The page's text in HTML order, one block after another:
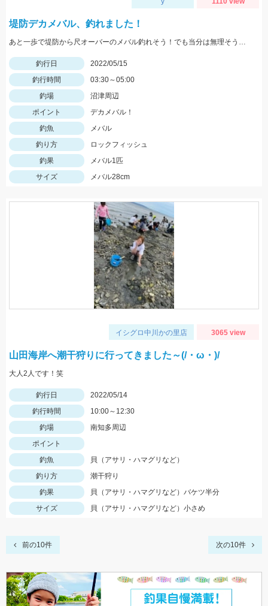
堤防デカメバル、釣れました！
あと一歩で堤防から尺オーバーのメバル釣れそう！でも当分は無理そうです。
釣行日
2022/05/15
釣行時間
03:30～05:00
釣場
沼津周辺
ポイント
デカメバル！
釣魚
メバル
釣り方
ロックフィッシュ
釣果
メバル1匹
サイズ
メバル28cm
イシグロ中川かの里店 3065 view
山田海岸へ潮干狩りに行ってきました～(/・ω・)/
大人2人です！笑
釣行日
2022/05/14
釣行時間
10:00～12:30
釣場
南知多周辺
ポイント
釣魚
貝（アサリ・ハマグリなど）
釣り方
潮干狩り
釣果
貝（アサリ・ハマグリなど）バケツ半分
サイズ
貝（アサリ・ハマグリなど）小さめ
前の10件 次の10件